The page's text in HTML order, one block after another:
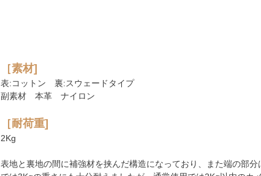
［素材]
表:コットン 裏:スウェードタイプ
副素材 本革 ナイロン
［耐荷重]
2Kg
表地と裏地の間に補強材を挟んだ構造になっており、また端の部